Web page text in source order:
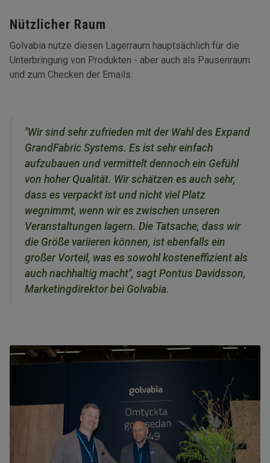
Nützlicher Raum
Golvabia nutze diesen Lagerraum hauptsächlich für die
Unterbringung von Produkten - aber auch als Pausenraum
und zum Checken der Emails.
"Wir sind sehr zufrieden mit der Wahl des Expand
GrandFabric Systems. Es ist sehr einfach
aufzubauen und vermittelt dennoch ein Gefühl
von hoher Qualität. Wir schätzen es auch sehr,
dass es verpackt ist und nicht viel Platz
wegnimmt, wenn wir es zwischen unseren
Veranstaltungen lagern. Die Tatsache, dass wir
die Größe variieren können, ist ebenfalls ein
großer Vorteil, was es sowohl kosteneffizient als
auch nachhaltig macht", sagt Pontus Davidsson,
Marketingdirektor bei Golvabia.